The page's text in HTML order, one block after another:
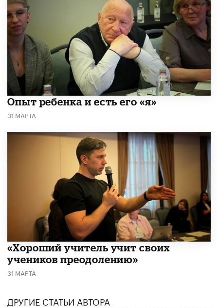
Опыт ребенка и есть его «я»
31 МАРТА
«Хороший учитель учит своих
учеников преодолению»
31 МАРТА
ДРУГИЕ СТАТЬИ АВТОРА